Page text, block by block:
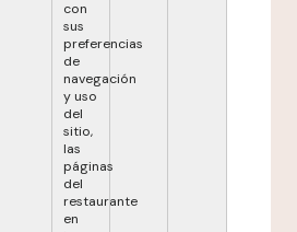
con
sus
preferencias
de
navegación
y uso
del
sitio,
las
páginas
del
restaurante
en